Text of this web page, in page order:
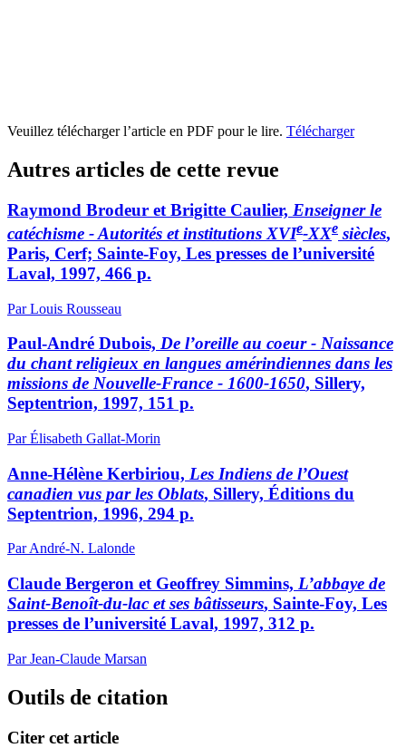
Veuillez télécharger l’article en PDF pour le lire. Télécharger
Autres articles de cette revue
Raymond Brodeur et Brigitte Caulier, Enseigner le
catéchisme - Autorités etinstitutions XVIe-XXe siècles,
Paris, Cerf; Sainte-Foy, Les presses de l’université
Laval, 1997, 466 p.
Par Louis Rousseau
Paul-André Dubois, De l’oreille au coeur - Naissance
du chant religieux en langues amérindiennes dans les
missions de Nouvelle-France - 1600-1650, Sillery,
Septentrion, 1997, 151 p.
Par Élisabeth Gallat-Morin
Anne-Hélène Kerbiriou, Les Indiens de l’Ouest
canadien vus par les Oblats, Sillery, Éditions du
Septentrion, 1996, 294 p.
Par André-N. Lalonde
Claude Bergeron et Geoffrey Simmins, L’abbaye de
Saint-Benoît-du-lac etses bâtisseurs, Sainte-Foy, Les
presses de l’université Laval, 1997, 312 p.
Par Jean-Claude Marsan
Outils de citation
Citer cet article